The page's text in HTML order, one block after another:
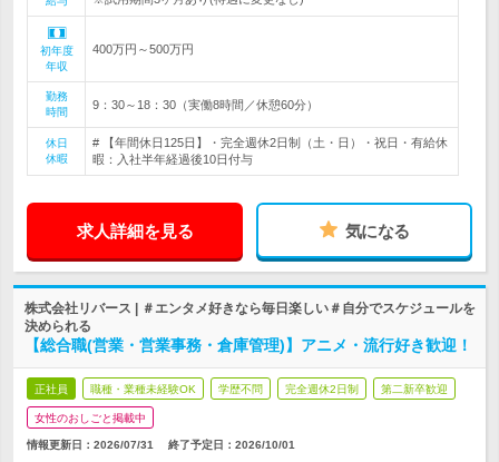
初年度
年収
400万円～500万円
勤務
時間
9：30～18：30（実働8時間／休憩60分）
休日
休暇
# 【年間休日125日】・完全週休2日制（土・日）・祝日・有給休
暇：入社半年経過後10日付与
求人詳細を見る 気になる
株式会社リバース | ＃エンタメ好きなら毎日楽しい＃自分でスケジュールを
決められる
【総合職(営業・営業事務・倉庫管理)】アニメ・流行好き歓迎！
正社員 職種・業種未経験OK 学歴不問 完全週休2日制 第二新卒歓迎
女性のおしごと掲載中
情報更新日：2026/07/31 終了予定日： 2026/10/01